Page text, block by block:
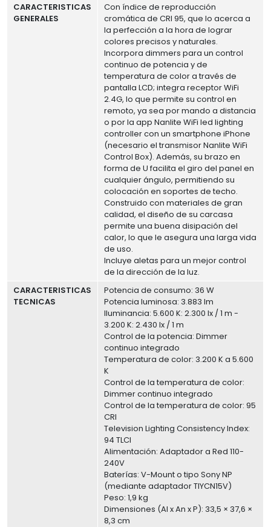
CARACTERISTICAS
GENERALES
Con índice de reproducción
cromática de CRI 95, que lo acerca a
la perfección a la hora de lograr
colores precisos y naturales.
Incorpora dimmers para un control
continuo de potencia y de
temperatura de color a través de
pantalla LCD; integra receptor WiFi
2.4G, lo que permite su control en
remoto, ya sea por mando a distancia
o por la app Nanlite WiFi led lighting
controller con un smartphone iPhone
(necesario el transmisor Nanlite WiFi
Control Box). Además, su brazo en
forma de U facilita el giro del panel en
cualquier ángulo, permitiendo su
colocación en soportes de techo.
Construido con materiales de gran
calidad, el diseño de su carcasa
permite una buena disipación del
calor, lo que le asegura una larga vida
de uso.
Incluye aletas para un mejor control
de la dirección de la luz.
CARACTERISTICAS
TECNICAS
Potencia de consumo: 36 W
Potencia luminosa: 3.883 lm
Iluminancia: 5.600 K: 2.300 lx / 1 m -
3.200 K: 2.430 lx / 1 m
Control de la potencia: Dimmer
continuo integrado
Temperatura de color: 3.200 K a 5.600
K
Control de la temperatura de color:
Dimmer continuo integrado
Control de la temperatura de color: 95
CRI
Television Lighting Consistency Index:
94 TLCI
Alimentación: Adaptador a Red 110-
240V
Baterías: V-Mount o tipo Sony NP
(mediante adaptador TIYCN15V)
Peso: 1,9 kg
Dimensiones (Al x An x P): 33,5 × 37,6 ×
8,3 cm